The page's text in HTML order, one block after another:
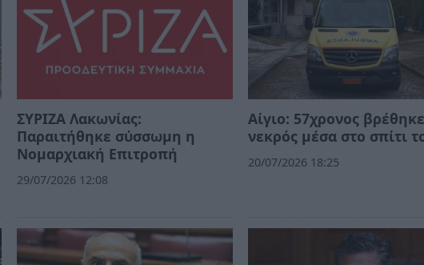
ΣΥΡΙΖΑ Λακωνίας:
Παραιτήθηκε σύσσωμη η
Νομαρχιακή Επιτροπή
29/07/2026 12:08
Αίγιο: 57χρονος
νεκρός μέσα στο σπίτι
20/07/2026 18:25